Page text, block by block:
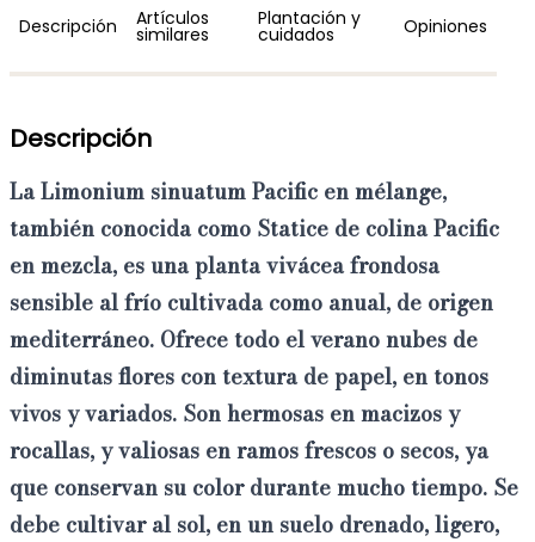
Descripción Artículos
similares
Plantación y
cuidados Opiniones
Descripción
LaLimonium sinuatum Pacific en mélange,
también conocida como Statice de colina Pacific
en mezcla, es una planta vivácea frondosa
sensible al frío cultivada como anual, de origen
mediterráneo. Ofrecetodo el verano nubes de
diminutas flores con textura de papel, en tonos
vivos y variados. Son hermosas en macizos y
rocallas, y valiosas en ramos frescos o secos, ya
que conservan su color durante mucho tiempo. Se
debe cultivar al sol, en un suelo drenado, ligero,